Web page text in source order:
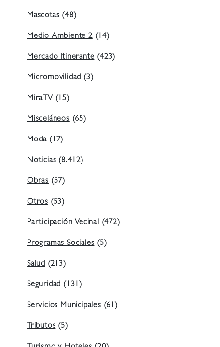
Mascotas(48)
Medio Ambiente 2(14)
Mercado Itinerante(423)
Micromovilidad(3)
MiraTV(15)
Misceláneos(65)
Moda(17)
Noticias(8.412)
Obras (57)
Otros (53)
Participación Vecinal(472)
Programas Sociales(5)
Salud (213)
Seguridad(131)
Servicios Municipales(61)
Tributos(5)